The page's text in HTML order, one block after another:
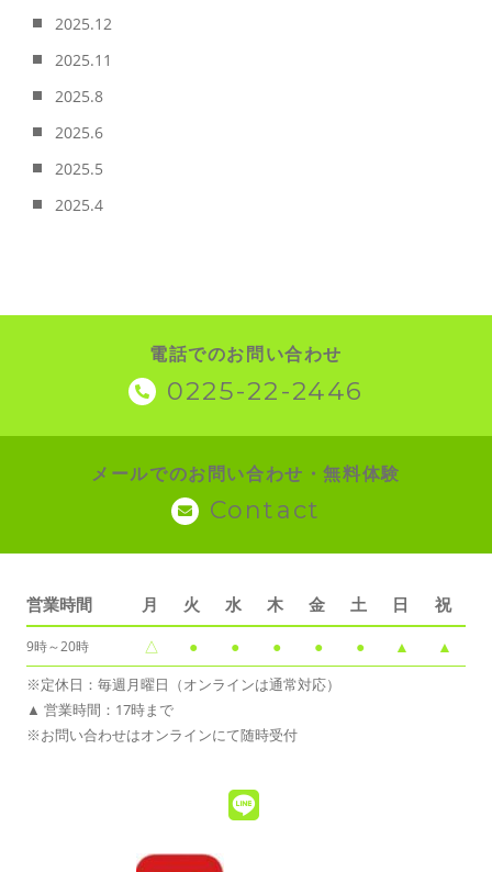
2025.12
2025.11
2025.8
2025.6
2025.5
2025.4
電話でのお問い合わせ
0225-22-2446
メールでのお問い合わせ・無料体験
Contact
営業時間 月 火 水 木 金 土 日 祝
9時～20時 △ ● ● ● ● ● ▲ ▲
※定休日：毎週月曜日（オンラインは通常対応）
▲ 営業時間：17時まで
※お問い合わせはオンラインにて随時受付